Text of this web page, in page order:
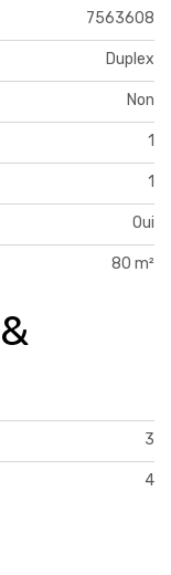
7563608
Duplex
Non
1
1
Oui
80 m²
3
4